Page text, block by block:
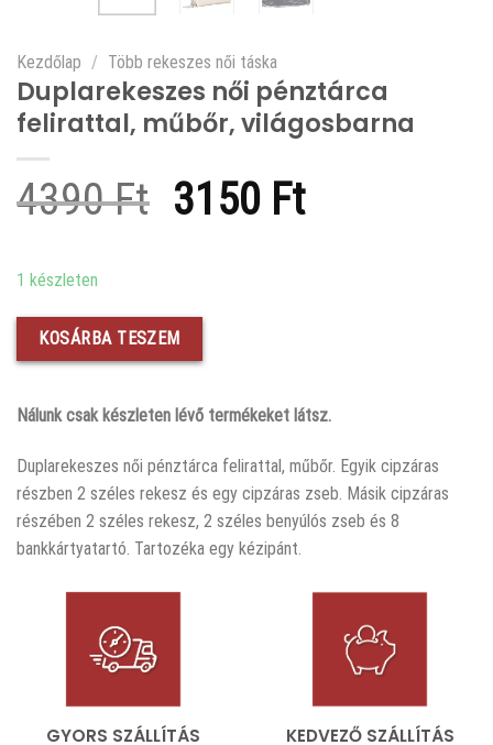
Kezdőlap / Több rekeszes női táska
Duplarekeszes női pénztárca
felirattal, műbőr, világosbarna
4390Ft Original
4390 Ft.
3150 FtCurrent
1 készleten
KOSÁRBA TESZEM
Nálunk csak készleten lévő termékeket látsz.
Duplarekeszes női pénztárca felirattal, műbőr. Egyik cipzáras
részben 2 széles rekesz és egy cipzáras zseb. Másik cipzáras
részében 2 széles rekesz, 2 széles benyúlós zseb és 8
bankkártyatartó. Tartozéka egy kézipánt.
GYORS SZÁLLÍTÁS KEDVEZŐ SZÁLLÍTÁS